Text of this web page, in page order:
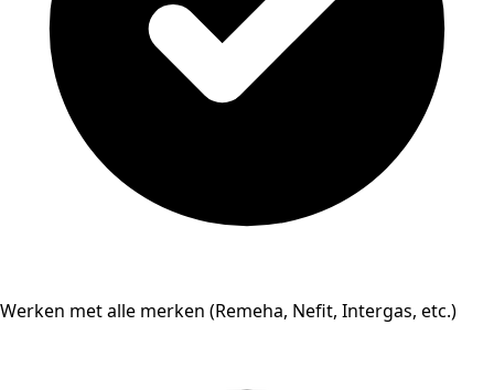
Werken met alle merken (Remeha, Nefit, Intergas, etc.)